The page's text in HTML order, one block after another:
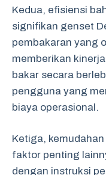
Kedua, efisiensi
signifikan genset
pembakaran yang
memberikan
bakar secara
pengguna yang
biaya operasional.
Ketiga,
faktor penting
dengan instruksi